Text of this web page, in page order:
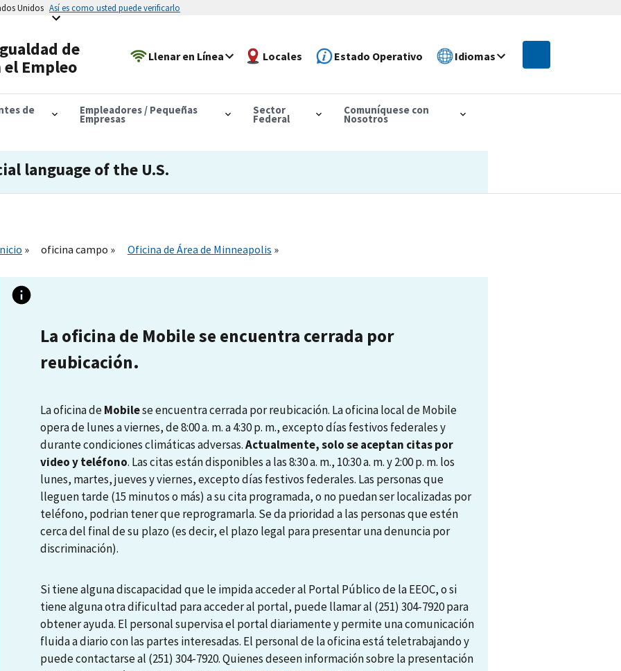
Unidos Así es como usted puede verificarlo
de
Empleo
Llenar en Línea Locales Estado Operativo Idiomas
de Empleadores / Pequeñas
Empresas
Sector
Federal
Comuníquese con
Nosotros
language of the U.S.
oficina campo Oficina de Área de Minneapolis
La oficina de Mobile se encuentra cerrada por
reubicación.
La oficina deMobilese encuentra cerrada por reubicación. La oficina local de Mobile
opera de lunes a viernes, de 8:00 a. m. a 4:30 p. m., excepto días festivos federales y
durante condiciones climáticas adversas.Actualmente, solo se aceptan citas por
video y teléfono. Las citas están disponibles a las 8:30 a. m., 10:30 a. m. y 2:00 p. m. los
lunes, martes, jueves y viernes, excepto días festivos federales. Las personas que
lleguen tarde (15 minutos o más) a su cita programada, o no puedan ser localizadas por
teléfono, podrian tener que reprogramarla. Se da prioridad a las personas que estén
cerca del final de su plazo (es decir, el plazo legal para presentar una denuncia por
discriminación).
Si tiene alguna discapacidad que le impida acceder al Portal Público de la EEOC, o si
tiene alguna otra dificultad para acceder al portal, puede llamar al (251) 304-7920 para
obtener ayuda. El personal supervisa el portal diariamente y permite una comunicación
fluida a diario con las partes interesadas. El personal de la oficina está teletrabajando y
puede contactarse al (251) 304-7920. Quienes deseen información sobre la presentación